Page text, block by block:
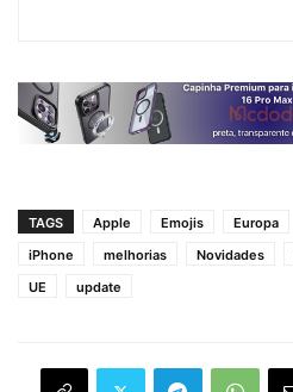
TAGS Apple Emojis Europa
iPhone
melhorias Novidades
UE
update